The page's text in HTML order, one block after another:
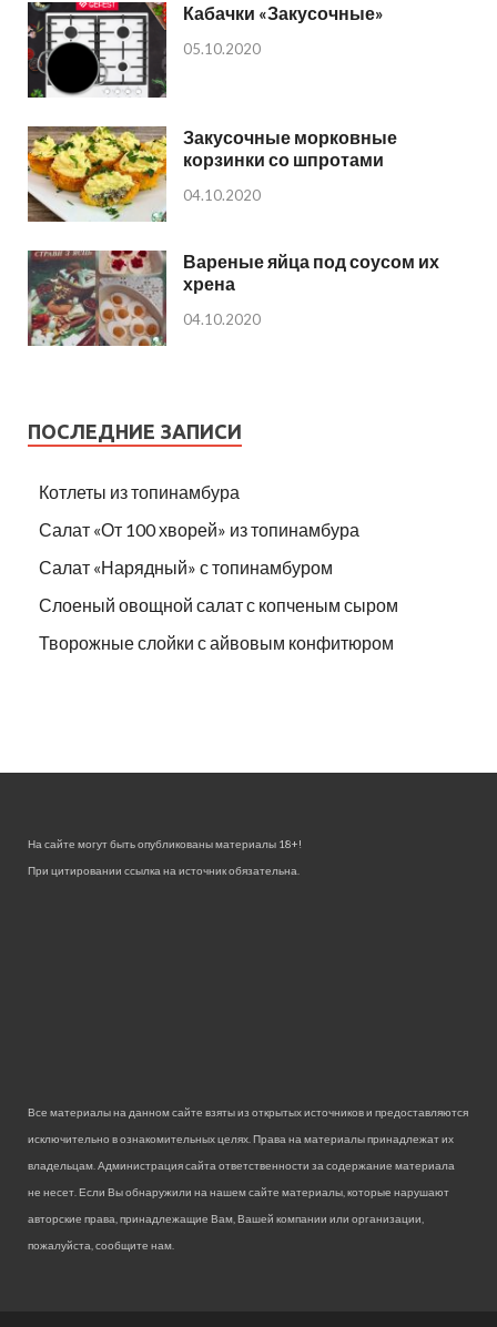
Кабачки «Закусочные»
05.10.2020
Закусочные морковные
корзинки со шпротами
04.10.2020
Вареные яйца под соусом их
хрена
04.10.2020
ПОСЛЕДНИЕ ЗАПИСИ
Котлеты из топинамбура
Салат «От 100 хворей» из топинамбура
Салат «Нарядный» с топинамбуром
Слоеный овощной салат с копченым сыром
Творожные слойки с айвовым конфитюром
На сайте могут быть опубликованы материалы 18+!
При цитировании ссылка на источник обязательна.
Все материалы на данном сайте взяты из открытых источников и предоставляются
исключительно в ознакомительных целях. Права на материалы принадлежат их
владельцам. Администрация сайта ответственности за содержание материала
не несет. Если Вы обнаружили на нашем сайте материалы, которые нарушают
авторские права, принадлежащие Вам, Вашей компании или организации,
пожалуйста, сообщите нам.